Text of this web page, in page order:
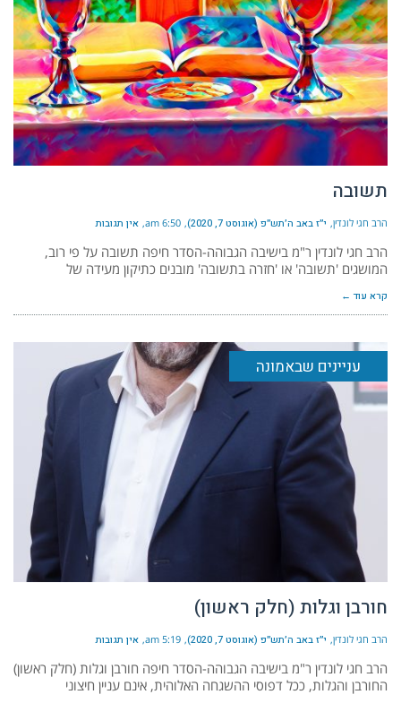
תשובה
הרב חגי לונדין י״ז באב ה׳תש״פ (אוגוסט 7, 2020) 6:50 am אין תגובות
הרב חגי לונדין ר"מ בישיבה הגבוהה-הסדר חיפה תשובה על פי רוב,
המושגים 'תשובה' או 'חזרה בתשובה' מובנים כתיקון מעידה של
קרא עוד ←
עניינים שבאמונה
חורבן וגלות (חלק ראשון)
הרב חגי לונדין י״ז באב ה׳תש״פ (אוגוסט 7, 2020) 5:19 am אין תגובות
הרב חגי לונדין ר"מ בישיבה הגבוהה-הסדר חיפה חורבן וגלות (חלק ראשון)
החורבן והגלות, ככל דפוסי ההשגחה האלוהית, אינם עניין חיצוני